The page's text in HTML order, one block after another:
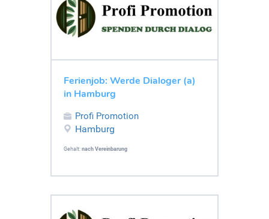
Ferienjob: Werde Dialoger (a)
in Hamburg
Profi Promotion
Hamburg
Gehalt: nach Vereinbarung